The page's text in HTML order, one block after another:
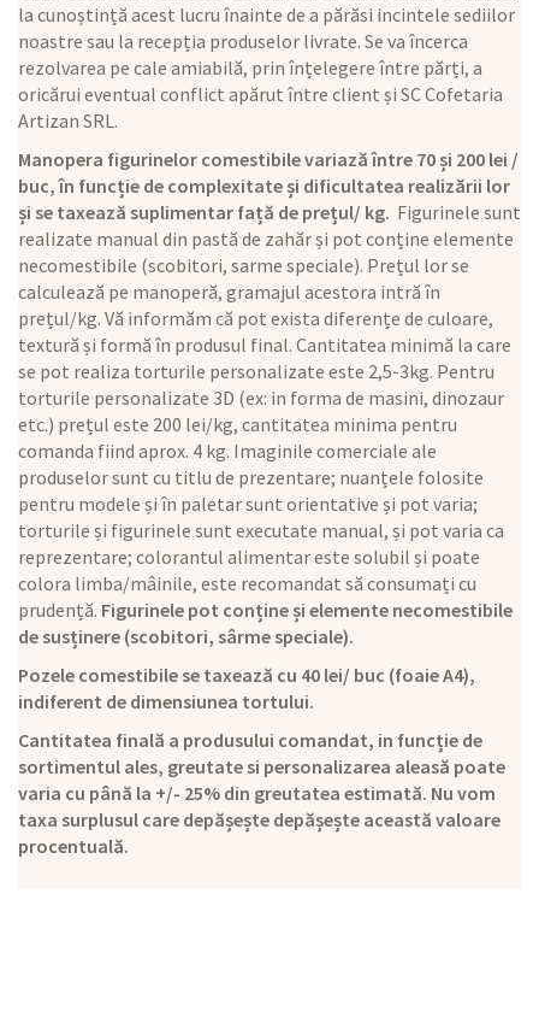
la cunoștință acest lucru înainte de a părăsi incintele sediilor
noastre sau la recepția produselor livrate. Se va încerca
rezolvarea pe cale amiabilă, prin înțelegere între părți, a
oricărui eventual conflict apărut între client și SC Cofetaria
Artizan SRL.
Manopera figurinelor comestibile variază între 70 și 200 lei /
buc, în funcție de complexitate și dificultatea realizării lor
și se taxează suplimentar față de prețul/ kg. Figurinele sunt
realizate manual din pastă de zahăr și pot conține elemente
necomestibile (scobitori, sarme speciale). Prețul lor se
calculează pe manoperă, gramajul acestora intră în
prețul/kg. Vă informăm că pot exista diferențe de culoare,
textură și formă în produsul final. Cantitatea minimă la care
se pot realiza torturile personalizate este 2,5-3kg. Pentru
torturile personalizate 3D (ex: in forma de masini, dinozaur
etc.) prețul este 200 lei/kg, cantitatea minima pentru
comanda fiind aprox. 4 kg. Imaginile comerciale ale
produselor sunt cu titlu de prezentare; nuanțele folosite
pentru modele și în paletar sunt orientative și pot varia;
torturile și figurinele sunt executate manual, și pot varia ca
reprezentare; colorantul alimentar este solubil și poate
colora limba/mâinile, este recomandat să consumați cu
prudență. Figurinele pot conține și elemente necomestibile
de susținere (scobitori, sârme speciale).
Pozele comestibile se taxează cu 40 lei/ buc (foaie A4),
indiferent de dimensiunea tortului.
Cantitatea finală a produsului comandat, in funcție de
sortimentul ales, greutate si personalizarea aleasă poate
varia cu până la +/- 25% din greutatea estimată. Nu vom
taxa surplusul care depășește depășește această valoare
procentuală.